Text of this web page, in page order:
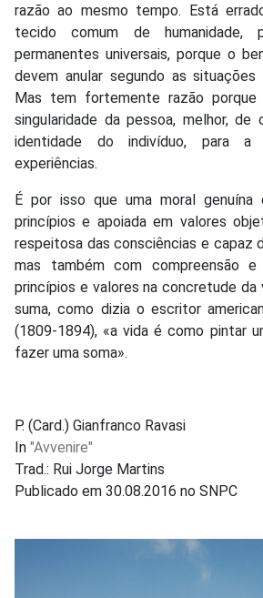
razão ao mesmo tempo. Está
tecido comum de humanidade,
permanentes universais, porque o
devem anular segundo as situações
Mas tem fortemente razão
singularidade da pessoa, melhor, de
identidade do indivíduo, para a
experiências.
É por isso que uma moral
princípios e apoiada em valores
respeitosa das consciências e capaz
mas também com compreensão e
princípios e valores na concretude da
suma, como dizia o escritor
(1809-1894), «a vida é como pintar
fazer uma soma».
P. (Card.) Gianfranco Ravasi
In "Avvenire"
Trad.: Rui Jorge Martins
Publicado em 30.08.2016 no SNPC